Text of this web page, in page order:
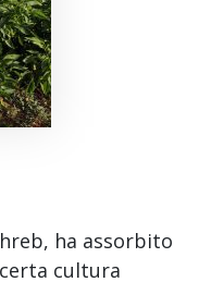
ha assorbito
cultura